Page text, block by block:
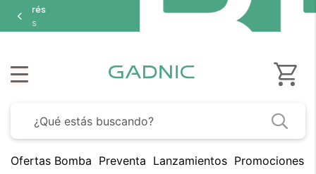
Ofertas Bomba Preventa Lanzamientos Promociones